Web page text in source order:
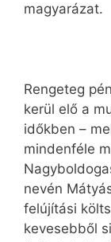
magyarázat.
Rengeteg
kerül elő a
időkben –
mindenféle
nevén
felújítási
kevesebből